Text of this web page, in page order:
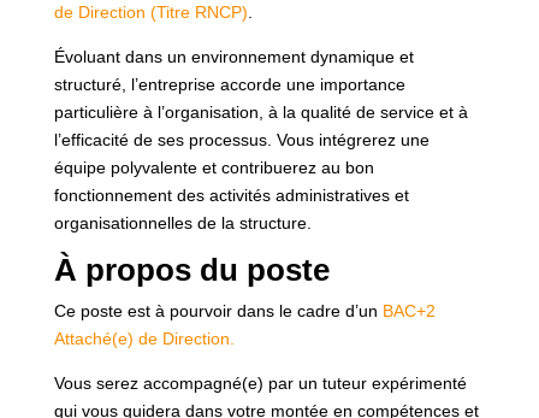
de Direction (Titre RNCP)
Évoluant dans un environnement dynamique et
structuré, l’entreprise accorde une importance
particulière à l’organisation, à la qualité de service et à
l’efficacité de ses processus. Vous intégrerez une
équipe polyvalente et contribuerez au bon
fonctionnement des activités administratives et
organisationnelles de la structure.
À propos du poste
Ce poste est à pourvoir dans le cadre d’un BAC+2
Attaché(e) de Direction.
Vous serez accompagné(e) par un tuteur expérimenté
qui vous guidera dans votre montée en compétences et